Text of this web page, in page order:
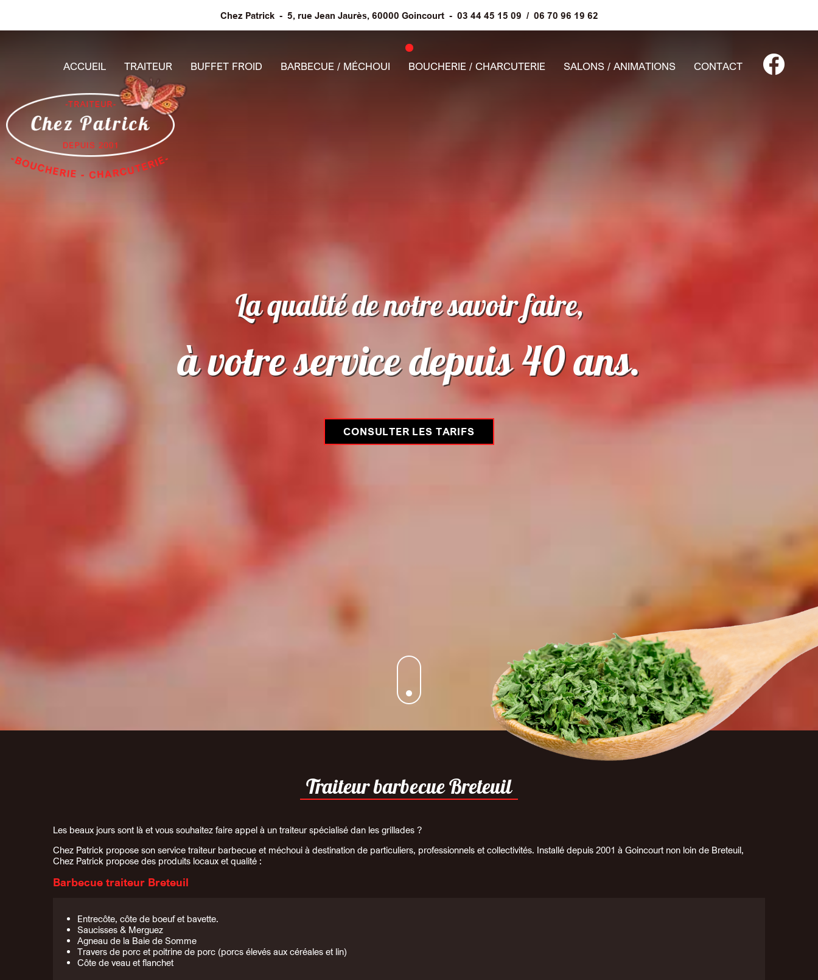
Chez Patrick - 5, rue Jean Jaurès, 60000 Goincourt - 03 44 45 15 09 / 06 70 96 19 62
ACCUEIL TRAITEUR BUFFET FROID BARBECUE / MÉCHOUI BOUCHERIE / CHARCUTERIE SALONS / ANIMATIONS CONTACT
La qualité de notre savoir faire,
à votre service depuis 40 ans.
CONSULTER LES TARIFS
Traiteur barbecue Breteuil
Les beaux jours sont là et vous souhaitez faire appel à un traiteur spécialisé dan les grillades ?
Chez Patrick propose son service traiteur barbecue et méchoui à destination de particuliers, professionnels et collectivités. Installé depuis 2001 à Goincourt non loin de Breteuil,
Chez Patrick propose des produits locaux et qualité :
Barbecue traiteur Breteuil
Entrecôte, côte de boeuf et bavette.
Saucisses & Merguez
Agneau de la Baie de Somme
Travers de porc et poitrine de porc (porcs élevés aux céréales et lin)
Côte de veau et flanchet